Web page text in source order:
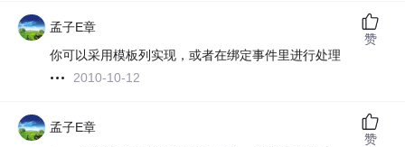
孟子E章
你可以采用模板列实现，或者在绑定事件里进行处理
2010-10-12
赞
孟子E章
赞